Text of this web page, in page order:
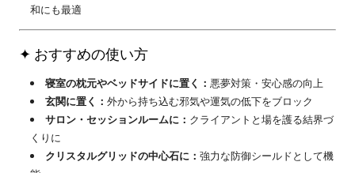
和にも最適
✦ おすすめの使い方
寝室の枕元やベッドサイドに置く：悪夢対策・安心感の向上
玄関に置く：外から持ち込む邪気や運気の低下をブロック
サロン・セッションルームに： クライアントと場を護る結界づ
くりに
クリスタルグリッドの中心石に：強力な防御シールドとして機